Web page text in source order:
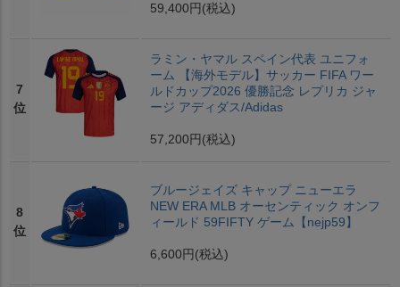
59,400円 (税込)
7
位
ラミン・ヤマル スペイン代表 ユニフォ
ーム 【海外モデル】サッカー FIFA ワー
ルドカップ2026 優勝記念 レプリカ ジャ
ージ アディダス/Adidas
57,200円 (税込)
8
位
ブルージェイズ キャップ ニューエラ
NEW ERA MLB オーセンティック オンフ
ィールド 59FIFTY ゲーム【nejp59】
6,600円 (税込)